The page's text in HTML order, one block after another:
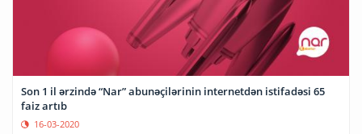
Son 1 il ərzində “Nar” abunəçilərinin internetdən istifadəsi 65
faiz artıb
16-03-2020